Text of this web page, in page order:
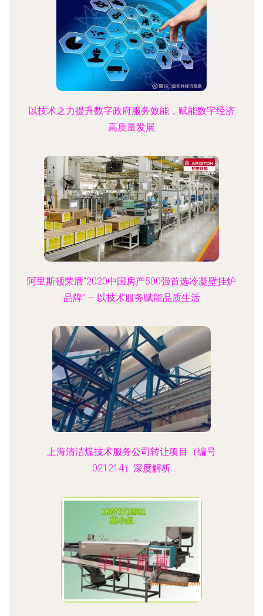
以技术之力提升数字政府服务效能，赋能数字经济
高质量发展
阿里斯顿荣膺“2020中国房产500强首选冷凝壁挂炉
品牌” — 以技术服务赋能品质生活
上海清洁煤技术服务公司转让项目（编号
021214）深度解析